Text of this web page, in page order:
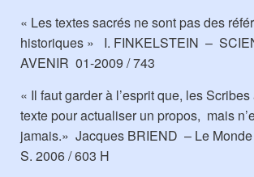
« Les textes sacrés ne sont pas des
historiques » I. FINKELSTEIN –
AVENIR 01-2009 / 743
« Il faut garder à l’esprit que, les
texte pour actualiser un propos, mais
jamais.» Jacques BRIEND – Le
S. 2006 / 603 H